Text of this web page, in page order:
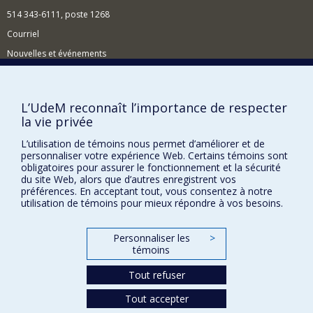
responsabilité sociale de l’entreprise et de
Les innovations sociales des entreprises;
les différentes manifestations du droit à la dignité
en milieu de travail;
la protection des travailleurs dans les entreprises
fragmentées telles les franchises et les
plateformes numériques.
514 343-6111, poste 1268
Courriel
Nouvelles et événements
BESOIN D'AIDE?
Plan du site
Signaler une erreur
Accessibilité
FACULTÉ DES ARTS ET DES SCIENCES
Nos centres d'études
L’UdeM reconnaît l’importance de respecter
la vie privée
L’utilisation de témoins nous permet d’améliorer et de
personnaliser votre expérience Web. Certains témoins sont
obligatoires pour assurer le fonctionnement et la sécurité
du site Web, alors que d’autres enregistrent vos
préférences. En acceptant tout, vous consentez à notre
utilisation de témoins pour mieux répondre à vos besoins.
Personnaliser les
témoins
>
Tout refuser
Tout accepter